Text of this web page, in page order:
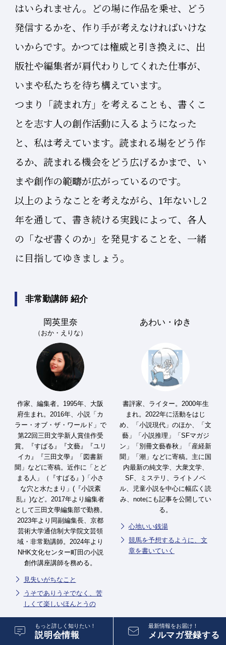
はいられません。どの場に作品を乗せ、どう
発信するかを、作り手が考えなければいけな
いからです。かつては権威と引き換えに、出
版社や編集者が肩代わりしてくれた仕事が、
いまや私たちを待ち構えています。
つまり「読まれ方」を考えることも、書くこ
とを志す人の創作活動に入るようになった
と、私は考えています。読まれる場をどう作
るか、読まれる機会をどう広げるかまで、い
まや創作の範疇が広がっているのです。
以上のようなことを考えながら、1年ないし2
年を通して、書き続ける実践によって、各人
の「なぜ書くのか」を発見することを、一緒
に目指してゆきましょう。
非常勤講師 紹介
岡英里奈
（おか・えりな）
作家、編集者。1995年、大阪
府生まれ。2016年、小説「カ
ラー・オブ・ザ・ワールド」で
第22回三田文学新人賞佳作受
賞。『すばる』『文藝』『ユリ
イカ』『三田文學』「図書新
聞」などに寄稿。近作に「とど
まる人」（『すばる』)「小さ
な穴と水たまり」(『小説紊
乱』)など。2017年より編集者
として三田文學編集部で勤務。
2023年より同副編集長、京都
芸術大学通信制大学院文芸領
域・非常勤講師。2024年より
NHK文化センター町田の小説
創作講座講師を務める。
見失いがちなこと
うそでありうそでなく、苦
しくて楽しいほんとうの
あわい・ゆき
書評家、ライター。2000年生
まれ。2022年に活動をはじ
め、「小説現代」のほか、「文
藝」「小説推理」「SFマガジ
ン」「別冊文藝春秋」「産経新
聞」「潮」などに寄稿。主に国
内最新の純文学、大衆文学、
SF、ミステリ、ライトノベ
ル、児童小説を中心に幅広く読
み、noteにも記事を公開してい
る。
心地いい銭湯
競馬を予想するように、文
章を書いていく
佐藤 述人 久村 亮介
もっと詳しく知りたい！
説明会情報
最新情報をお届け！
メルマガ登録する